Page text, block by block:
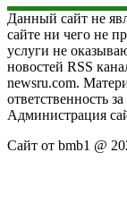
Данный сайт не
сайте ни чего не
услуги не
новостей RSS
newsru.com.
ответственность
Администрация
Сайт от bmb1 @